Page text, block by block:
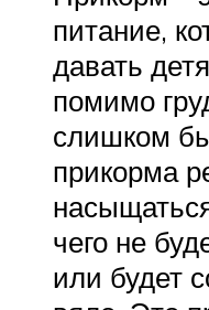
питание,
давать
помимо
слишком
прикорма
чего не
или будет